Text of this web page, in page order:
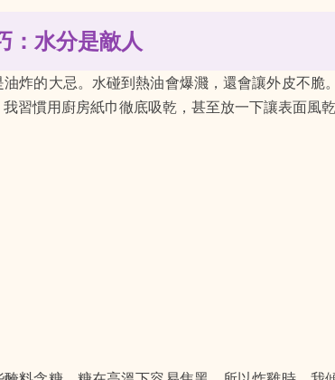
：水分是敵人
炸的大忌。水碰到熱油會爆濺，還會讓外皮不脆
習慣用廚房紙巾徹底吸乾，甚至放一下讓表面風乾